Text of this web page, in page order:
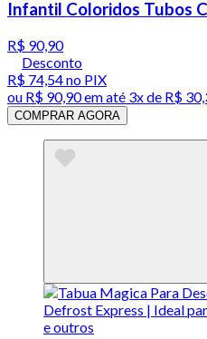
Infantil Coloridos Tubos
R$ 90,90
Desconto
R$ 74,54no PIX
ou R$ 90,90em até 3x de R$
COMPRAR AGORA